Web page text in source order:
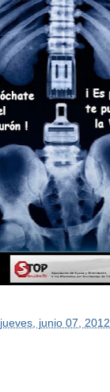
jueves, junio 07, 2012